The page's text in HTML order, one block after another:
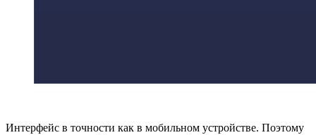
Интерфейс в точности как в мобильном устройстве. Поэтому